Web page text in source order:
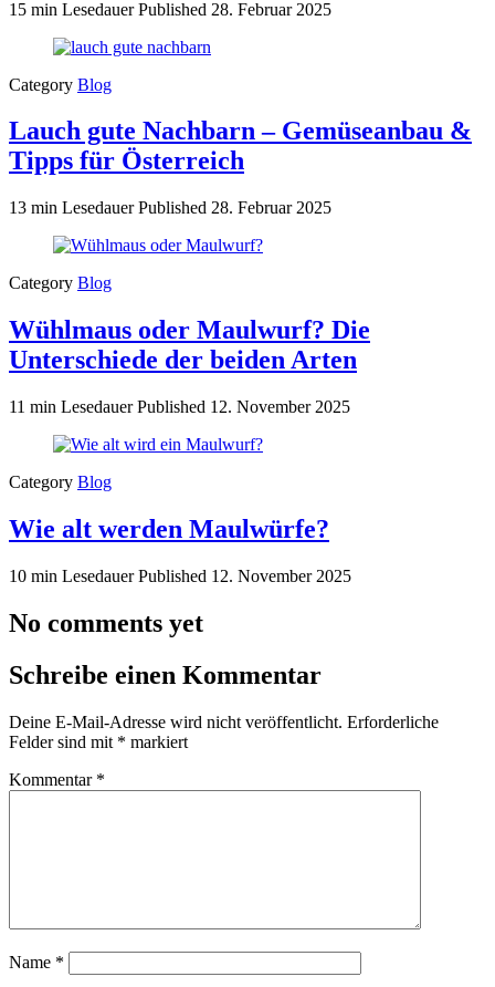
15 min LesedauerPublished 28. Februar 2025
Category Blog
Lauch gute Nachbarn – Gemüseanbau &
Tipps für Österreich
13 min LesedauerPublished 28. Februar 2025
Category Blog
Wühlmaus oder Maulwurf? Die
Unterschiede der beiden Arten
11 min LesedauerPublished 12. November 2025
Category Blog
Wie alt werden Maulwürfe?
10 min LesedauerPublished 12. November 2025
No comments yet
Schreibe einen Kommentar
Deine E-Mail-Adresse wird nicht veröffentlicht. Erforderliche
Felder sind mit * markiert
Kommentar *
Name *